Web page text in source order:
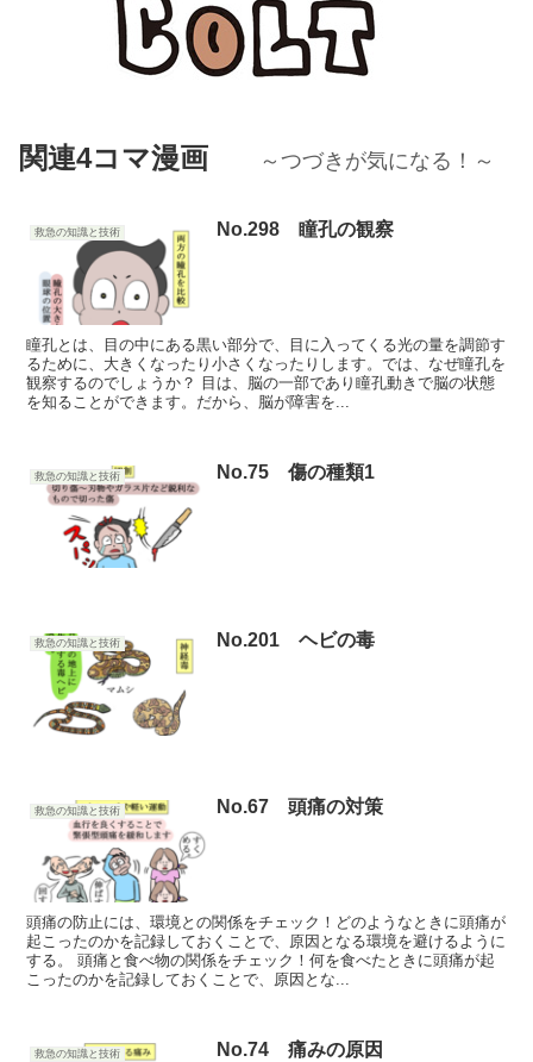
関連4コマ漫画 ～つづきが気になる！～
救急の知識と技術 No.298 瞳孔の観察
瞳孔とは、目の中にある黒い部分で、目に入ってくる光の量を調節す
るために、大きくなったり小さくなったりします。では、なぜ瞳孔を
観察するのでしょうか？ 目は、脳の一部であり瞳孔動きで脳の状態
を知ることができます。だから、脳が障害を...
救急の知識と技術 No.75 傷の種類1
救急の知識と技術 No.201 ヘビの毒
救急の知識と技術 No.67 頭痛の対策
頭痛の防止には、環境との関係をチェック！どのようなときに頭痛が
起こったのかを記録しておくことで、原因となる環境を避けるように
する。 頭痛と食べ物の関係をチェック！何を食べたときに頭痛が起
こったのかを記録しておくことで、原因とな...
救急の知識と技術 No.74 痛みの原因